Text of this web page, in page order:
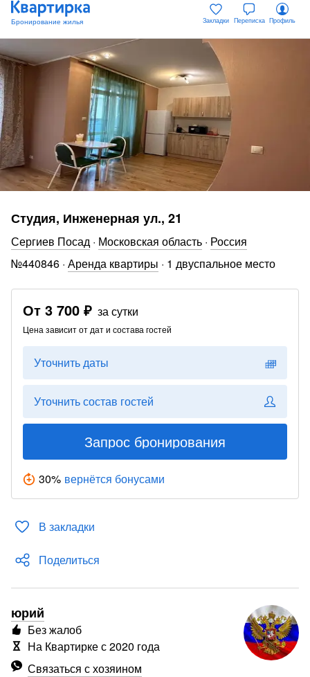
Закладки Переписка Профиль
Студия, Инженерная ул., 21
Сергиев Посад · Московская область · Россия
№440846 · Аренда квартиры · 1 двуспальное место
От 3 700 ₽ за сутки
Цена зависит от дат и состава гостей
Уточнить даты
Уточнить состав гостей
Запрос бронирования
30% вернётся бонусами
В закладки
Поделиться
юрий
Связаться с хозяином
Без жалоб
На Квартирке с 2020 года